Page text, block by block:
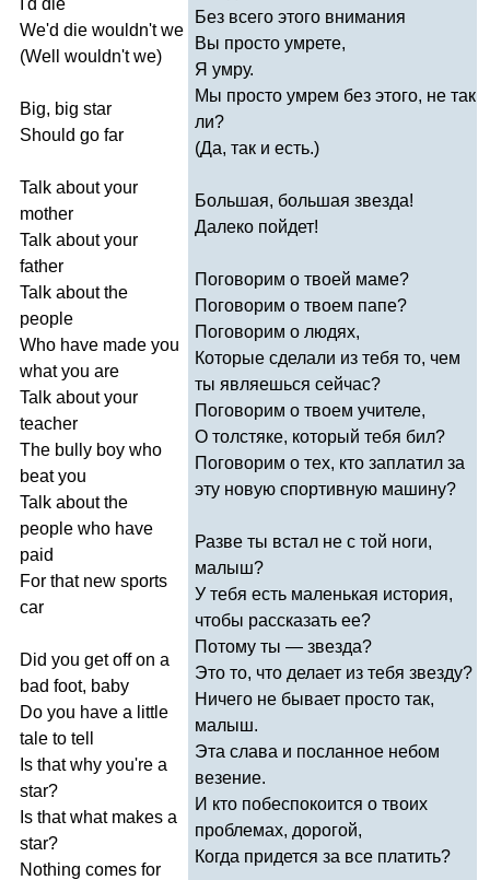
We'd die wouldn't we
(Well wouldn't we)
Big, big star
Should go far
Talk about your
mother
Talk about your
father
Talk about the
people
Who have made you
what you are
Talk about your
teacher
The bully boy who
beat you
Talk about the
people who have
paid
For that new sports
car
Did you get off on a
bad foot, baby
Do you have a little
tale to tell
Is that why you're a
star?
Is that what makes a
star?
Nothing comes for
Без всего этого внимания
Вы просто умрете,
Я умру.
Мы просто умрем без этого, не так
ли?
(Да, так и есть.)
Большая, большая звезда!
Далеко пойдет!
Поговорим о твоей маме?
Поговорим о твоем папе?
Поговорим о людях,
Которые сделали из тебя то, чем
ты являешься сейчас?
Поговорим о твоем учителе,
О толстяке, который тебя бил?
Поговорим о тех, кто заплатил за
эту новую спортивную машину?
Разве ты встал не с той ноги,
малыш?
У тебя есть маленькая история,
чтобы рассказать ее?
Потому ты — звезда?
Это то, что делает из тебя звезду?
Ничего не бывает просто так,
малыш.
Эта слава и посланное небом
везение.
И кто побеспокоится о твоих
проблемах, дорогой,
Когда придется за все платить?